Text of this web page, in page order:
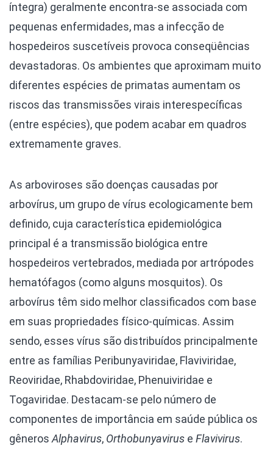
íntegra) geralmente encontra-se associada com
pequenas enfermidades, mas a infecção de
hospedeiros suscetíveis provoca conseqüências
devastadoras. Os ambientes que aproximam muito
diferentes espécies de primatas aumentam os
riscos das transmissões virais interespecíficas
(entre espécies), que podem acabar em quadros
extremamente graves.
As arboviroses são doenças causadas por
arbovírus, um grupo de vírus ecologicamente bem
definido, cuja característica epidemiológica
principal é a transmissão biológica entre
hospedeiros vertebrados, mediada por artrópodes
hematófagos (como alguns mosquitos). Os
arbovírus têm sido melhor classificados com base
em suas propriedades físico-químicas. Assim
sendo, esses vírus são distribuídos principalmente
entre as famílias Peribunyaviridae, Flaviviridae,
Reoviridae, Rhabdoviridae, Phenuiviridae e
Togaviridae. Destacam-se pelo número de
componentes de importância em saúde pública os
gêneros Alphavirus, Orthobunyavirus e Flavivirus.